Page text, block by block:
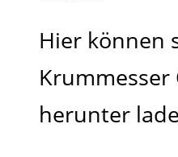
Hier können
Krummesser
herunter